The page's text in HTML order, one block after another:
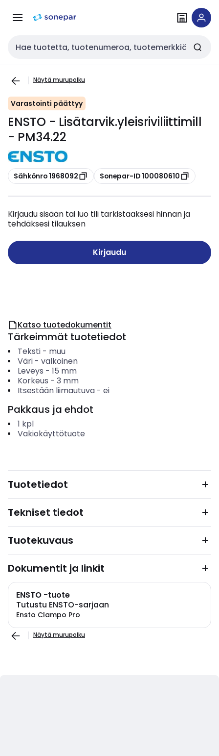
navigointiinsisältöön
Haku
Näytä murupolku
Varastointi päättyy
ENSTO - Lisätarvik.yleisriviliittimill
- PM34.22
Kopioi
Sähkönro 1968092 Kopioi
Sonepar-ID 100080610
Kirjaudu sisään tai luo tili tarkistaaksesi hinnan ja
tehdäksesi tilauksen
Kirjaudu
Katso tuotedokumentit
Tärkeimmät tuotetiedot
Teksti- muu
Väri- valkoinen
Leveys - 15 mm
Korkeus - 3 mm
Itsestään liimautuva- ei
Pakkaus ja ehdot
1 kpl
Vakiokäyttötuote
Tuotetiedot
Tekniset tiedot
Tuotekuvaus
Dokumentit ja linkit
ENSTO -tuote
Tutustu ENSTO-sarjaan
Ensto Clampo Pro
Näytä murupolku